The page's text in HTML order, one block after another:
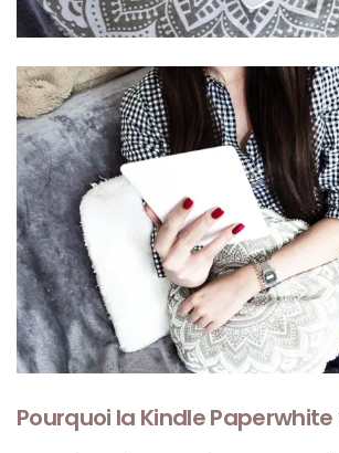
Les
sacs
printemps
été
2026
:
ma
sélection
chic
et
pratique
au
quotidien
09/05/2026
Pourquoi la Kindle Paperwhite